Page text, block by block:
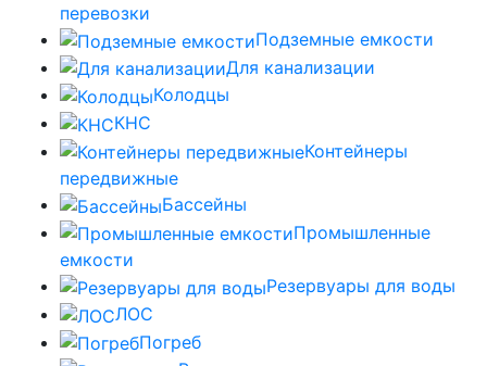
перевозки
Подземные емкости
Для канализации
Колодцы
КНС
Контейнеры
передвижные
Бассейны
Промышленные
емкости
Резервуары для воды
ЛОС
Погреб